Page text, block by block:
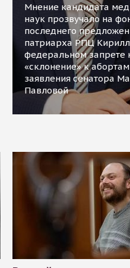
Мнение кандидата
наук прозвучало на
последнего
патриарха РПЦ
федеральном запрете
«склонение» к
заявления сенатора
Павловой